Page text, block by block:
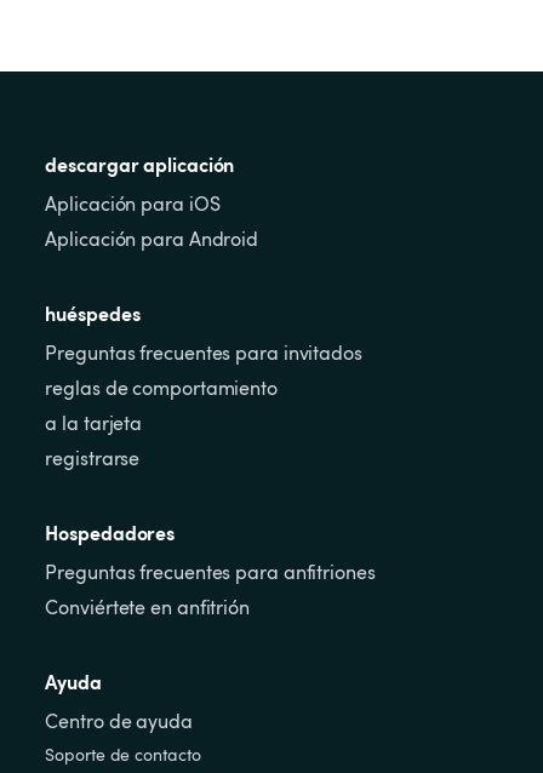
descargar aplicación
Aplicación para iOS
Aplicación para Android
huéspedes
Preguntas frecuentes para invitados
reglas de comportamiento
a la tarjeta
registrarse
Hospedadores
Preguntas frecuentes para anfitriones
Conviértete en anfitrión
Ayuda
Centro de ayuda
Soporte de contacto